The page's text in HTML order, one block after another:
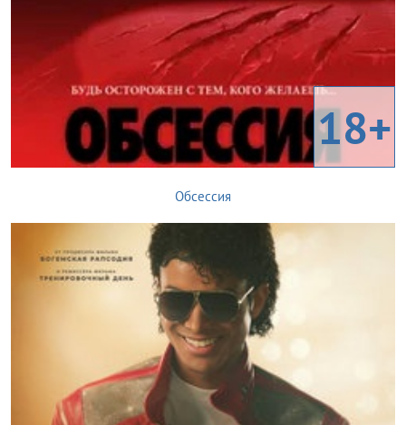
18+
Обсессия